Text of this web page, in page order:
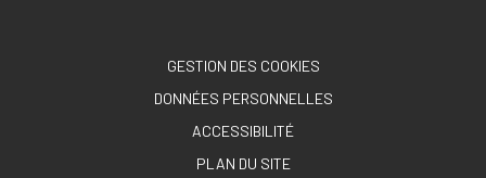
GESTION DES COOKIES
DONNÉES PERSONNELLES
ACCESSIBILITÉ
PLAN DU SITE